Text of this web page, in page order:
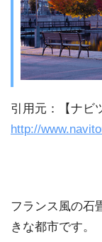
引用元：【ナビ
http://
フランス風の石
きな都市です。